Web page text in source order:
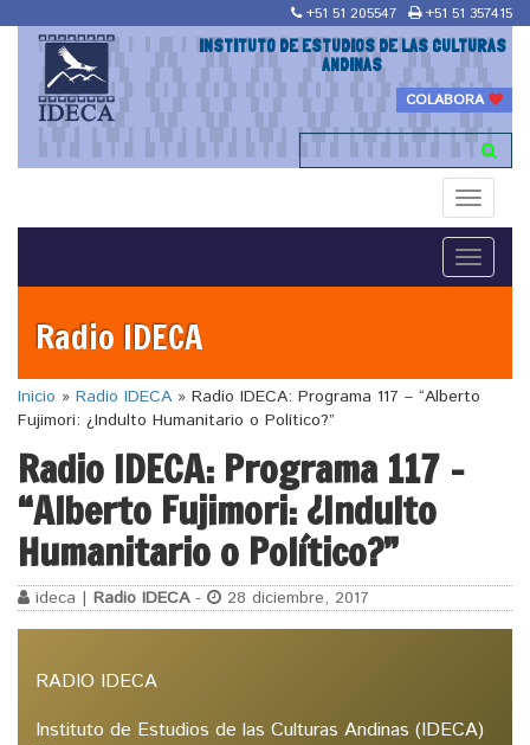
+51 51 205547 +51 51 357415
INSTITUTO DE ESTUDIOS DE LAS CULTURAS
ANDINAS
COLABORA
Toggle
Toggle
Radio IDECA
Inicio » Radio IDECA » Radio IDECA: Programa 117 – “Alberto
Fujimori: ¿Indulto Humanitario o Político?”
Radio IDECA: Programa 117 –
“Alberto Fujimori: ¿Indulto
Humanitario o Político?”
ideca | Radio IDECA- 28 diciembre, 2017
RADIO IDECA
Instituto de Estudios de las Culturas Andinas (IDECA)